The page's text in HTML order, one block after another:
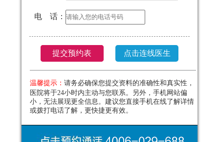
电 话：
温馨提示： 请务必确保您提交资料的准确性和真实性，
医院将于24小时内主动与您联系。另外，手机网站偏
小，无法展现更全信息。建议您直接手机在线了解详情
或拨打电话了解，更快捷更有效。